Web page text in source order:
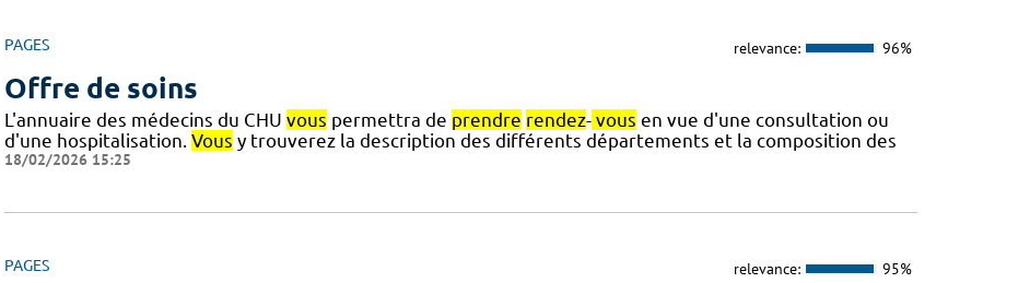
PAGES relevance: 96%
Offre de soins
L'annuaire des médecins du CHU vous permettra de prendre rendez- vous en vue d'une consultation ou
d'une hospitalisation. Vous y trouverez la description des différents départements et la composition des
18/02/2026 15:25
PAGES relevance: 95%